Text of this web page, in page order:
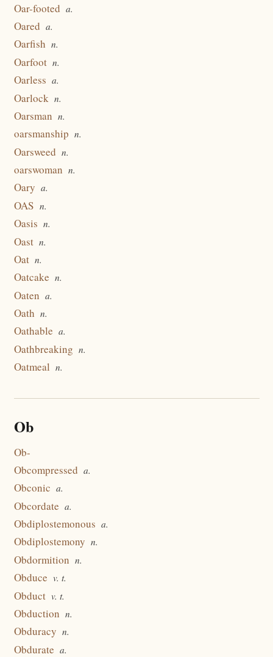
Oar-footed a.
Oared a.
Oarfish n.
Oarfoot n.
Oarless a.
Oarlock n.
Oarsman n.
oarsmanship n.
Oarsweed n.
oarswoman n.
Oary a.
OAS n.
Oasis n.
Oast n.
Oat n.
Oatcake n.
Oaten a.
Oath n.
Oathable a.
Oathbreaking n.
Oatmeal n.
Ob
Ob-
Obcompressed a.
Obconic a.
Obcordate a.
Obdiplostemonous a.
Obdiplostemony n.
Obdormition n.
Obduce v. t.
Obduct v. t.
Obduction n.
Obduracy n.
Obdurate a.